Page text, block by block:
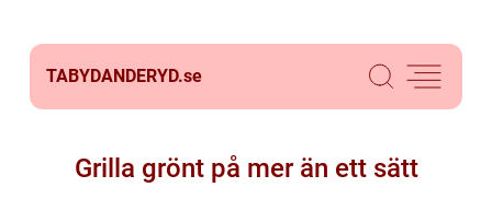
TABYDANDERYD.se
Grilla grönt på mer än ett sätt